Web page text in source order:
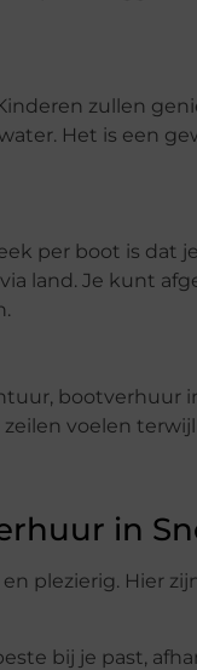
zullen
Het is een
per boot is dat
land. Je kunt
bootverhuur
voelen
in
plezierig. Hier
bij je past,